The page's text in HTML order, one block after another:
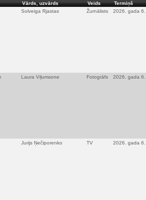
Vārds, uzvārds Veids Termiņš
Solveiga Rjastas Žurnālists 2026. gada
Laura Viļumsone Fotogrāfs 2026. gada
Jurijs Ņečiporenko TV 2026. gada